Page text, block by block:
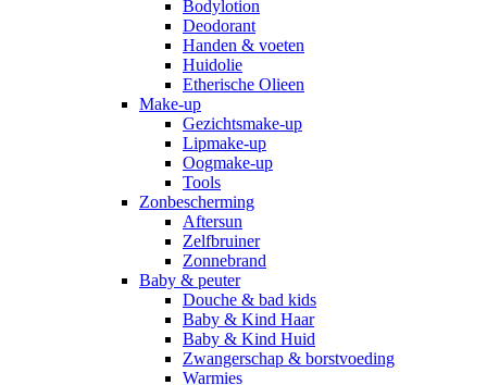
Bodylotion
Deodorant
Handen & voeten
Huidolie
Etherische Olieen
Make-up
Gezichtsmake-up
Lipmake-up
Oogmake-up
Tools
Zonbescherming
Aftersun
Zelfbruiner
Zonnebrand
Baby & peuter
Douche & bad kids
Baby & Kind Haar
Baby & Kind Huid
Zwangerschap & borstvoeding
Warmies